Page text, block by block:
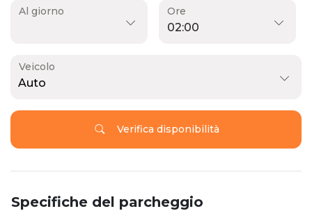
Al giorno Ore
Veicolo
Auto
Verifica disponibilità
Specifiche del parcheggio